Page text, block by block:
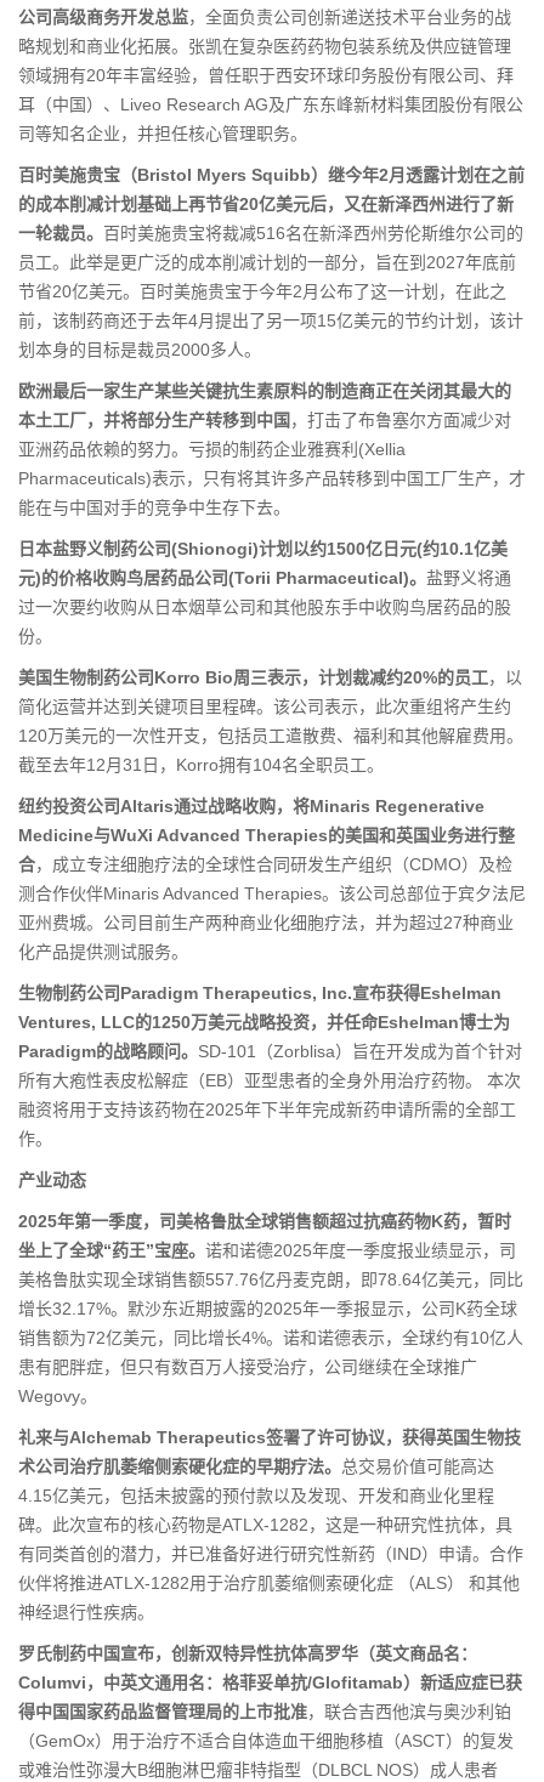
公司高级商务开发总监，全面负责公司创新递送技术平台业务的战
略规划和商业化拓展。张凯在复杂医药药物包装系统及供应链管理
领域拥有20年丰富经验，曾任职于西安环球印务股份有限公司、拜
耳（中国）、Liveo Research AG及广东东峰新材料集团股份有限公
司等知名企业，并担任核心管理职务。
百时美施贵宝（Bristol Myers Squibb）继今年2月透露计划在之前
的成本削减计划基础上再节省20亿美元后，又在新泽西州进行了新
一轮裁员。 百时美施贵宝将裁减516名在新泽西州劳伦斯维尔公司的
员工。此举是更广泛的成本削减计划的一部分，旨在到2027年底前
节省20亿美元。百时美施贵宝于今年2月公布了这一计划，在此之
前，该制药商还于去年4月提出了另一项15亿美元的节约计划，该计
划本身的目标是裁员2000多人。
欧洲最后一家生产某些关键抗生素原料的制造商正在关闭其最大的
本土工厂，并将部分生产转移到中国 ，打击了布鲁塞尔方面减少对
亚洲药品依赖的努力。亏损的制药企业雅赛利(Xellia
Pharmaceuticals)表示，只有将其许多产品转移到中国工厂生产，才
能在与中国对手的竞争中生存下去。
日本盐野义制药公司(Shionogi)计划以约1500亿日元(约10.1亿美
元)的价格收购鸟居药品公司(Torii Pharmaceutical)。 盐野义将通
过一次要约收购从日本烟草公司和其他股东手中收购鸟居药品的股
份。
美国生物制药公司Korro Bio周三表示，计划裁减约20%的员工，以
简化运营并达到关键项目里程碑。该公司表示，此次重组将产生约
120万美元的一次性开支，包括员工遣散费、福利和其他解雇费用。
截至去年12月31日，Korro拥有104名全职员工。
纽约投资公司Altaris通过战略收购，将Minaris Regenerative
Medicine与WuXi Advanced Therapies的美国和英国业务进行整
合，成立专注细胞疗法的全球性合同研发生产组织（CDMO）及检
测合作伙伴Minaris Advanced Therapies。该公司总部位于宾夕法尼
亚州费城。公司目前生产两种商业化细胞疗法，并为超过27种商业
化产品提供测试服务。
生物制药公司Paradigm Therapeutics, Inc.宣布获得Eshelman
Ventures, LLC的1250万美元战略投资，并任命Eshelman博士为
Paradigm的战略顾问。 SD-101（Zorblisa）旨在开发成为首个针对
所有大疱性表皮松解症（EB）亚型患者的全身外用治疗药物。 本次
融资将用于支持该药物在2025年下半年完成新药申请所需的全部工
作。
产业动态
2025年第一季度，司美格鲁肽全球销售额超过抗癌药物K药，暂时
坐上了全球“药王”宝座。 诺和诺德2025年度一季度报业绩显示，司
美格鲁肽实现全球销售额557.76亿丹麦克朗，即78.64亿美元，同比
增长32.17%。默沙东近期披露的2025年一季报显示，公司K药全球
销售额为72亿美元，同比增长4%。诺和诺德表示，全球约有10亿人
患有肥胖症，但只有数百万人接受治疗，公司继续在全球推广
Wegovy。
礼来与Alchemab Therapeutics签署了许可协议，获得英国生物技
术公司治疗肌萎缩侧索硬化症的早期疗法。 总交易价值可能高达
4.15亿美元，包括未披露的预付款以及发现、开发和商业化里程
碑。此次宣布的核心药物是ATLX-1282，这是一种研究性抗体，具
有同类首创的潜力，并已准备好进行研究性新药（IND）申请。合作
伙伴将推进ATLX-1282用于治疗肌萎缩侧索硬化症 （ALS） 和其他
神经退行性疾病。
罗氏制药中国宣布，创新双特异性抗体高罗华（英文商品名：
Columvi，中英文通用名：格菲妥单抗/Glofitamab）新适应症已获
得中国国家药品监督管理局的上市批准，联合吉西他滨与奥沙利铂
（GemOx）用于治疗不适合自体造血干细胞移植（ASCT）的复发
或难治性弥漫大B细胞淋巴瘤非特指型（DLBCL NOS）成人患者